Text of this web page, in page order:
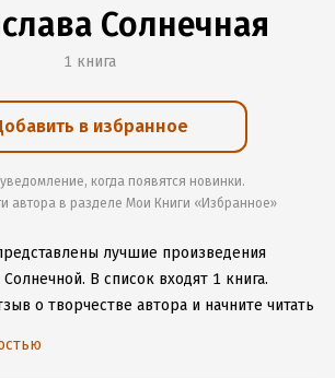
Солнечная
1 книга
в избранное
когда появятся новинки.
автора в разделе Мои Книги «Избранное»
лучшие произведения
Солнечной. В список входят 1 книга.
о творчестве автора и начните читать